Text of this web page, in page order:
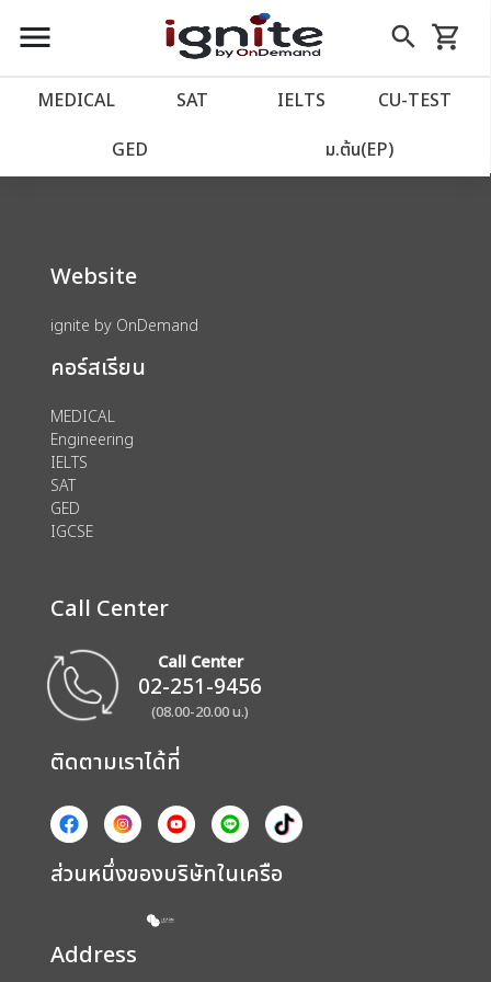
close
account_balance หน้าแรก
เว็บไซต์อิกไนท์
import_contacts วางแผนการเรียน
account_circle เข้าสู่ระบบ
assignment ลงทะเบียน
menu search
Skip
to
shopping_cart
รถเข็น
MEDICAL SAT IELTS CU‑TEST
GED ม.ต้น(EP)
We could not find anything for 80000725
Website
ignite by OnDemand
คอร์สเรียน
MEDICAL
Engineering
IELTS
SAT
GED
IGCSE
Call Center
Call Center
02-251-9456
(08.00-20.00 น.)
ติดตามเราได้ที่
ส่วนหนึ่งของบริษัทในเครือ
Address